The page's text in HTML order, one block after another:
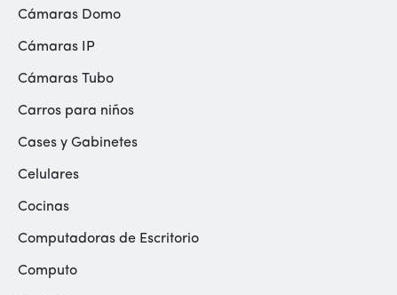
Cámaras Domo
Cámaras IP
Cámaras Tubo
Carros para niños
Cases y Gabinetes
Celulares
Cocinas
Computadoras de Escritorio
Computo